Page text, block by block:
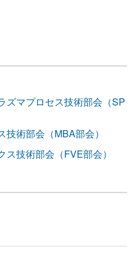
ズマプロセス技術部会（SP
術部会（MBA部会）
技術部会（FVE部会）